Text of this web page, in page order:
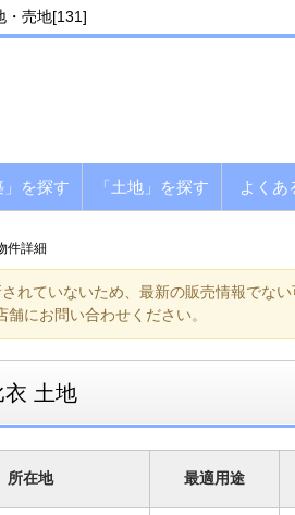
・売地[131]
」を探す 「土地」を探す よくあ
件詳細
れていないため、最新の販売情報でない
にお問い合わせください。
衣 土地
所在地 最適用途